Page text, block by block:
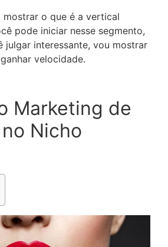
mostrar o que é a vertical
pode iniciar nesse segmento,
julgar interessante, vou mostrar
velocidade.
Marketing de
Nicho